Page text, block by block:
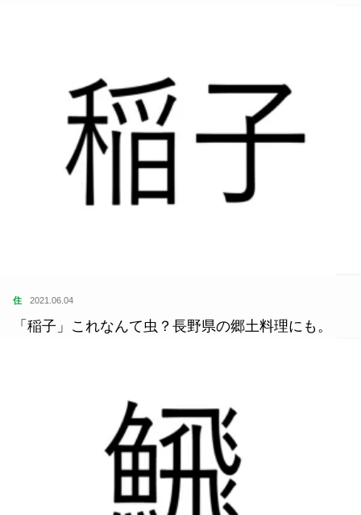
住 2021.06.04
「稲子」これなんて虫？長野県の郷土料理にも。